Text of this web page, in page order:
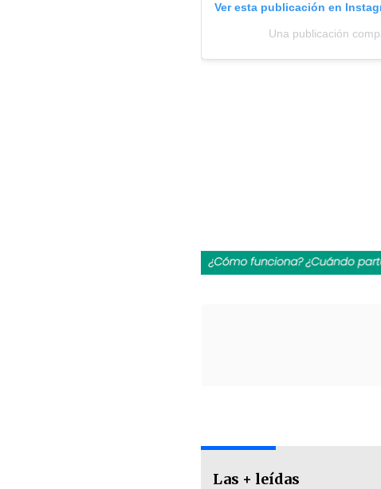
Ver esta publicación en
Una publicación
Las + leídas